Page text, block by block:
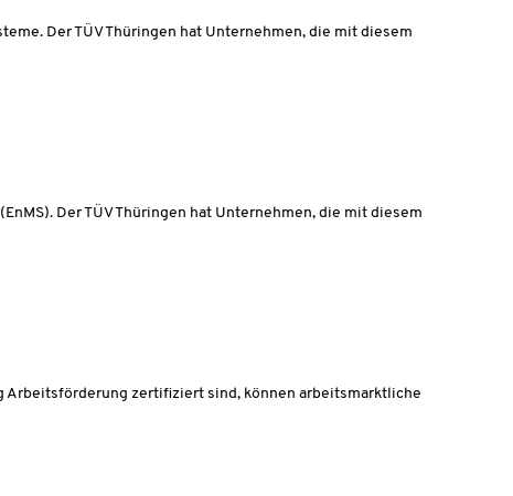
Der TÜV Thüringen hat Unternehmen, die mit diesem
Der TÜV Thüringen hat Unternehmen, die mit diesem
Arbeitsförderung zertifiziert sind, können arbeitsmarktliche